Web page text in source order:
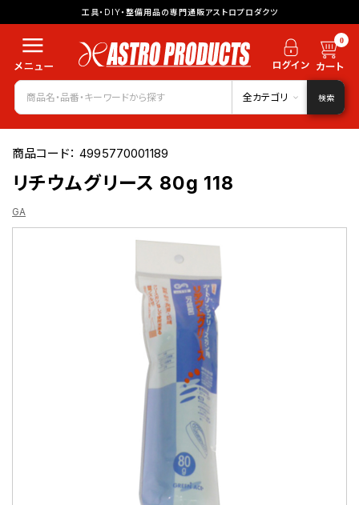
工具・DIY・整備用品の専門通販アストロプロダクツ
0
全カテゴリ 検索
商品コード：4995770001189
リチウムグリース 80g 118
GA